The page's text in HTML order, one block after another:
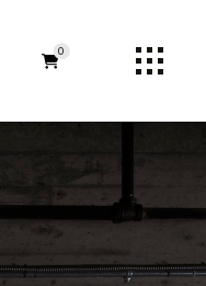
0